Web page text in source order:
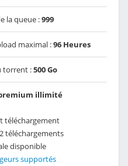
la queue :999
maximal :96 Heures
torrent :500 Go
illimité
téléchargement
téléchargements
disponible
supportés